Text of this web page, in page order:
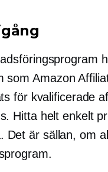
som Amazon
för kvalificerade
Hitta helt enkelt
Det är sällan, om